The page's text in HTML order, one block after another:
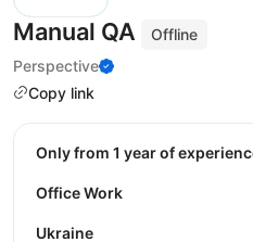
Manual QA
Offline
Perspective
Copy link
Only from 1 year of
Office Work
Ukraine